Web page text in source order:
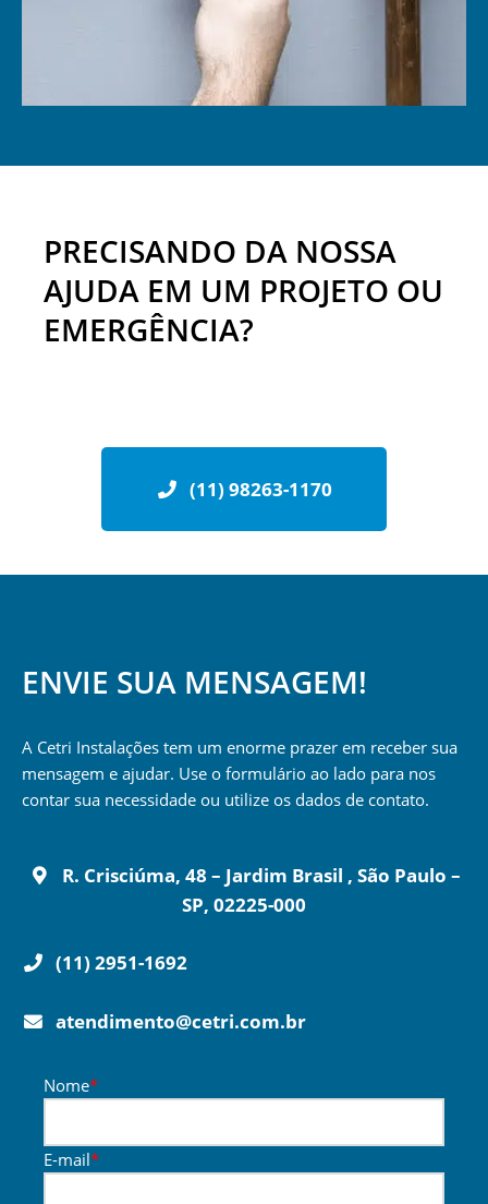
PRECISANDO DA NOSSA
AJUDA EM UM PROJETO OU
EMERGÊNCIA?
(11) 98263-1170
ENVIE SUA MENSAGEM!
A Cetri Instalações tem um enorme prazer em receber sua
mensagem e ajudar. Use o formulário ao lado para nos
contar sua necessidade ou utilize os dados de contato.
R. Crisciúma, 48 – Jardim Brasil , São Paulo –
SP, 02225-000
(11) 2951-1692
atendimento@cetri.com.br
Nome*
E-mail*